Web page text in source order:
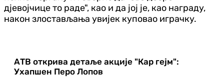
дјевојчице то раде", као и да јој је, као награду,
након злостављања увијек куповао играчку.
АТВ открива детаље акције "Кар гејм":
Ухапшен Перо Лопов